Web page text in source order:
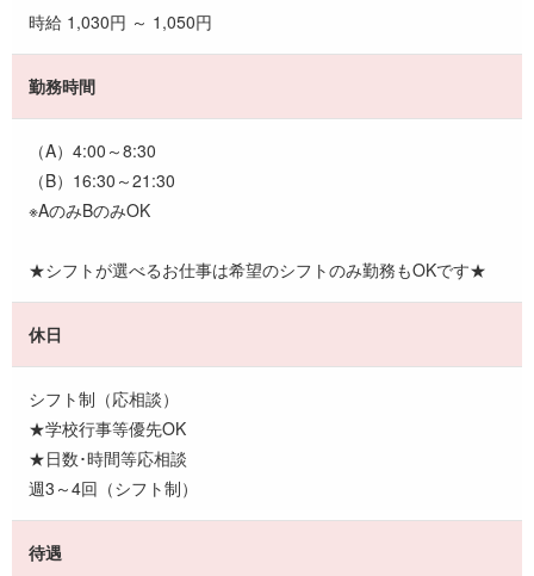
時給 1,030円 ～ 1,050円
勤務時間
（A）4:00～8:30
（B）16:30～21:30
※AのみBのみOK
★シフトが選べるお仕事は希望のシフトのみ勤務もOKです★
休日
シフト制（応相談）
★学校行事等優先OK
★日数･時間等応相談
週3～4回（シフト制）
待遇